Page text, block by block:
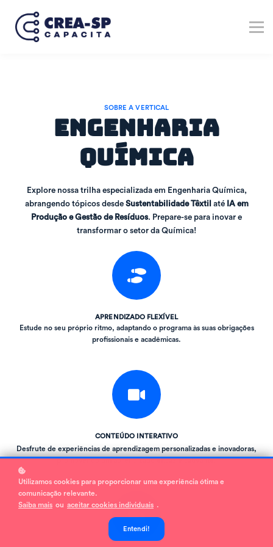
Marketplace
Cadastre-se
SOBRE A VERTICAL
Engenharia
Química
Explore nossa trilha especializada em Engenharia Química,
abrangendo tópicos desde Sustentabilidade Têxtil até IA em
Produção e Gestão de Resíduos. Prepare-se para inovar e
transformar o setor da Química!
APRENDIZADO FLEXÍVEL
Estude no seu próprio ritmo, adaptando o programa às suas obrigações
profissionais e acadêmicas.
CONTEÚDO INTERATIVO
Desfrute de experiências de aprendizagem personalizadas e inovadoras,
promovendo um aprendizado eficaz e cativante.
Utilizamos cookies para proporcionar uma experiência ótima e
comunicação relevante.
Saiba mais ou aceitar cookies individuais .
Entendi!